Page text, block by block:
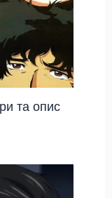
та опис